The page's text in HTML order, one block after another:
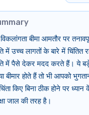
बीमा आमतौर पर
में उच्च लागतों के बारे में
में पैसे देकर मदद करते हैं। ये
बीमार होते हैं तो भी आपको
किए बिना ठीक होने पर
जाल की तरह है।